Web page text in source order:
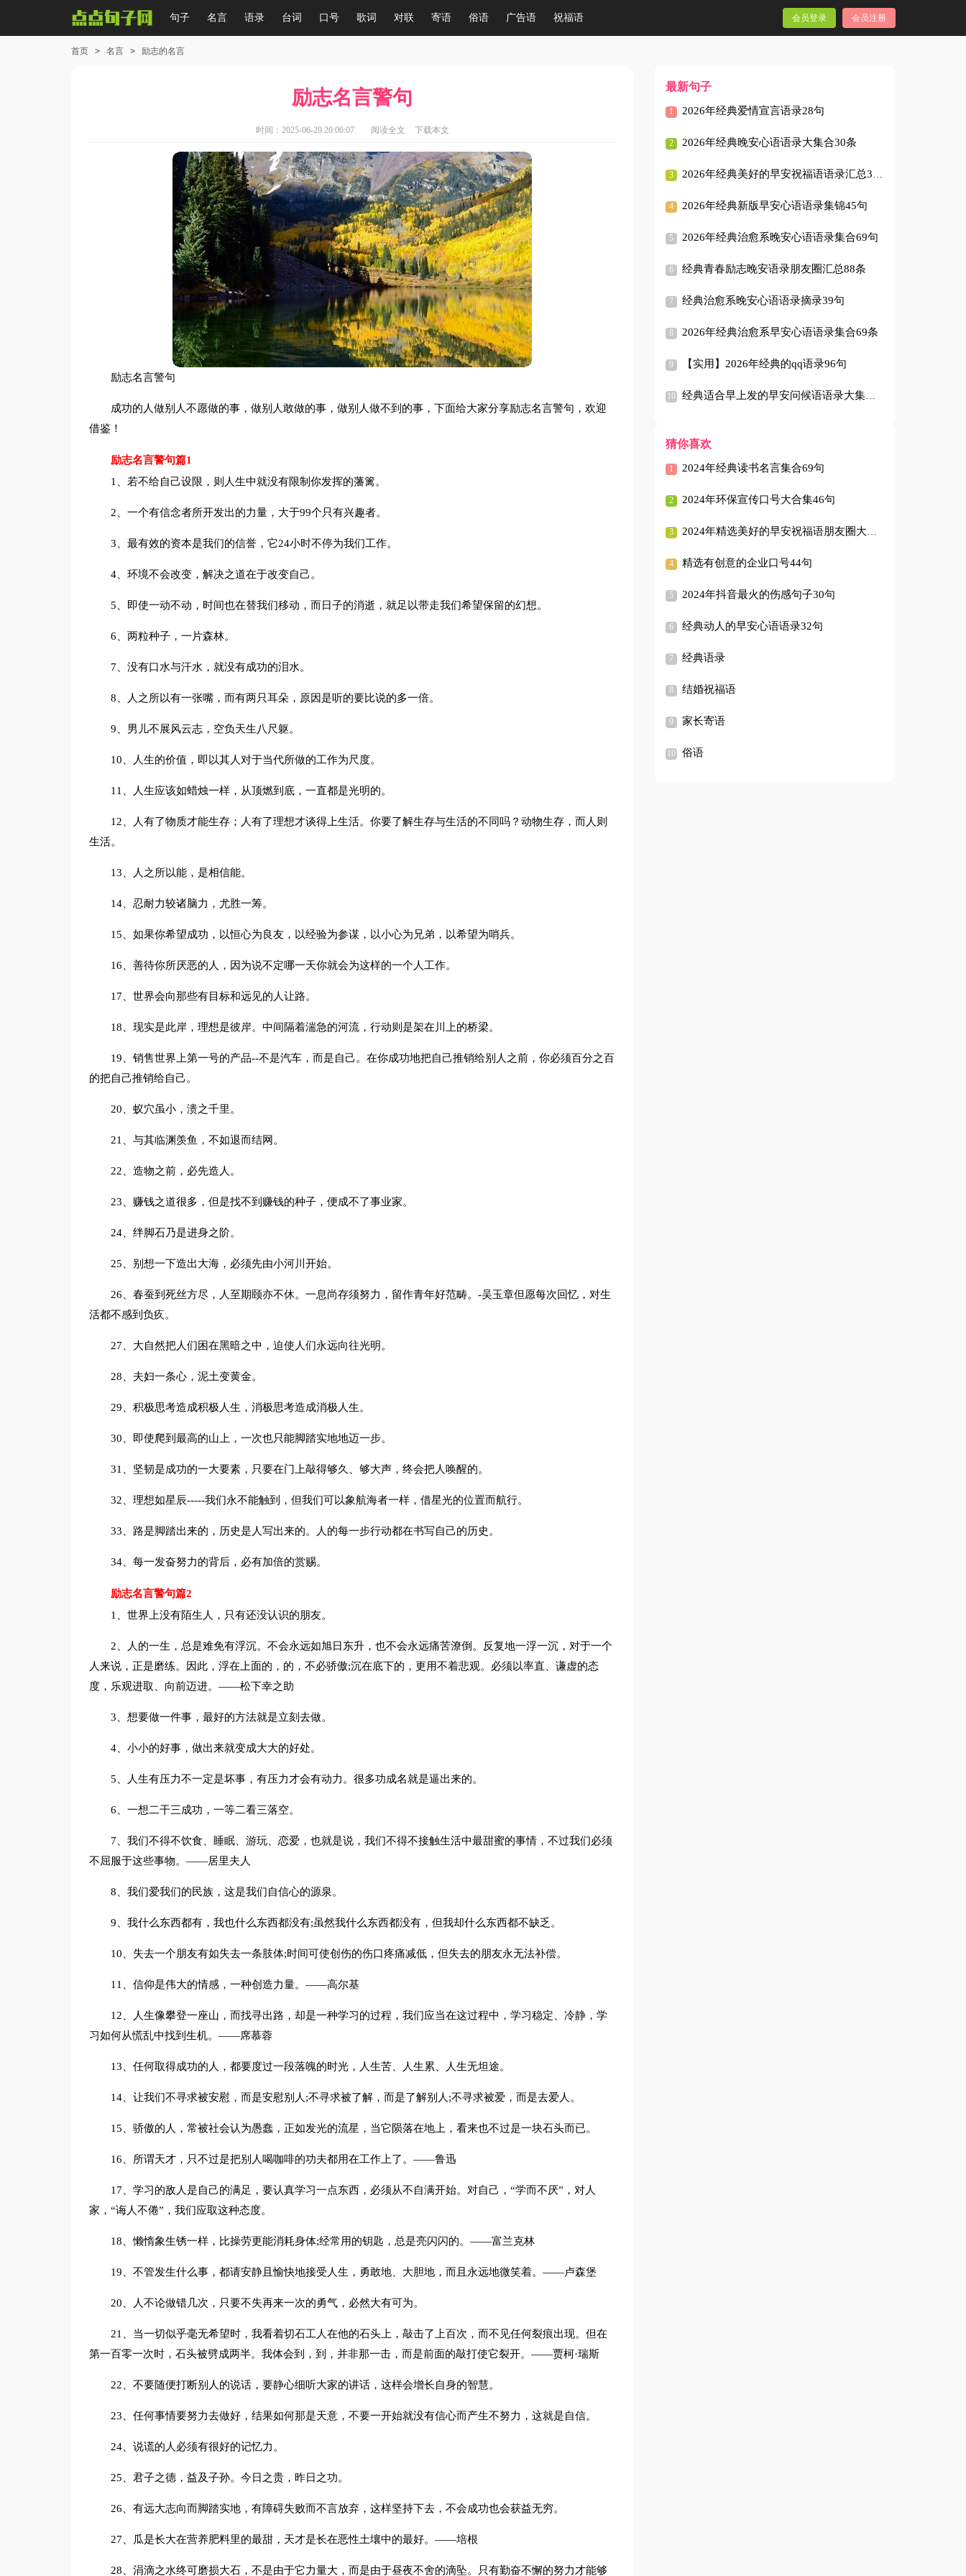
句子 名言 语录 台词 口号 歌词 对联 寄语 俗语 广告语 祝福语 会员登录 会员注册
首页 > 名言 > 励志的名言
励志名言警句
时间：2025-06-29 20:06:07 阅读全文 下载本文
励志名言警句
成功的人做别人不愿做的事，做别人敢做的事，做别人做不到的事，下面给大家分享励志名言警句，欢迎
借鉴！
励志名言警句篇1
1、若不给自己设限，则人生中就没有限制你发挥的藩篱。
2、一个有信念者所开发出的力量，大于99个只有兴趣者。
3、最有效的资本是我们的信誉，它24小时不停为我们工作。
4、环境不会改变，解决之道在于改变自己。
5、即使一动不动，时间也在替我们移动，而日子的消逝，就足以带走我们希望保留的幻想。
6、两粒种子，一片森林。
7、没有口水与汗水，就没有成功的泪水。
8、人之所以有一张嘴，而有两只耳朵，原因是听的要比说的多一倍。
9、男儿不展风云志，空负天生八尺躯。
10、人生的价值，即以其人对于当代所做的工作为尺度。
11、人生应该如蜡烛一样，从顶燃到底，一直都是光明的。
12、人有了物质才能生存；人有了理想才谈得上生活。你要了解生存与生活的不同吗？动物生存，而人则
生活。
13、人之所以能，是相信能。
14、忍耐力较诸脑力，尤胜一筹。
15、如果你希望成功，以恒心为良友，以经验为参谋，以小心为兄弟，以希望为哨兵。
16、善待你所厌恶的人，因为说不定哪一天你就会为这样的一个人工作。
17、世界会向那些有目标和远见的人让路。
18、现实是此岸，理想是彼岸。中间隔着湍急的河流，行动则是架在川上的桥梁。
19、销售世界上第一号的产品--不是汽车，而是自己。在你成功地把自己推销给别人之前，你必须百分之百
的把自己推销给自己。
20、蚁穴虽小，溃之千里。
21、与其临渊羡鱼，不如退而结网。
22、造物之前，必先造人。
23、赚钱之道很多，但是找不到赚钱的种子，便成不了事业家。
24、绊脚石乃是进身之阶。
25、别想一下造出大海，必须先由小河川开始。
26、春蚕到死丝方尽，人至期颐亦不休。一息尚存须努力，留作青年好范畴。-吴玉章但愿每次回忆，对生
活都不感到负疚。
27、大自然把人们困在黑暗之中，迫使人们永远向往光明。
28、夫妇一条心，泥土变黄金。
29、积极思考造成积极人生，消极思考造成消极人生。
30、即使爬到最高的山上，一次也只能脚踏实地地迈一步。
31、坚韧是成功的一大要素，只要在门上敲得够久、够大声，终会把人唤醒的。
32、理想如星辰-----我们永不能触到，但我们可以象航海者一样，借星光的位置而航行。
33、路是脚踏出来的，历史是人写出来的。人的每一步行动都在书写自己的历史。
34、每一发奋努力的背后，必有加倍的赏赐。
励志名言警句篇2
1、世界上没有陌生人，只有还没认识的朋友。
2、人的一生，总是难免有浮沉。不会永远如旭日东升，也不会永远痛苦潦倒。反复地一浮一沉，对于一个
人来说，正是磨练。因此，浮在上面的，的，不必骄傲;沉在底下的，更用不着悲观。必须以率直、谦虚的态
度，乐观进取、向前迈进。——松下幸之助
3、想要做一件事，最好的方法就是立刻去做。
4、小小的好事，做出来就变成大大的好处。
5、人生有压力不一定是坏事，有压力才会有动力。很多功成名就是逼出来的。
6、一想二干三成功，一等二看三落空。
7、我们不得不饮食、睡眠、游玩、恋爱，也就是说，我们不得不接触生活中最甜蜜的事情，不过我们必须
不屈服于这些事物。——居里夫人
8、我们爱我们的民族，这是我们自信心的源泉。
9、我什么东西都有，我也什么东西都没有;虽然我什么东西都没有，但我却什么东西都不缺乏。
10、失去一个朋友有如失去一条肢体;时间可使创伤的伤口疼痛减低，但失去的朋友永无法补偿。
11、信仰是伟大的情感，一种创造力量。——高尔基
12、人生像攀登一座山，而找寻出路，却是一种学习的过程，我们应当在这过程中，学习稳定、冷静，学
习如何从慌乱中找到生机。——席慕蓉
13、任何取得成功的人，都要度过一段落魄的时光，人生苦、人生累、人生无坦途。
14、让我们不寻求被安慰，而是安慰别人;不寻求被了解，而是了解别人;不寻求被爱，而是去爱人。
15、骄傲的人，常被社会认为愚蠢，正如发光的流星，当它陨落在地上，看来也不过是一块石头而已。
16、所谓天才，只不过是把别人喝咖啡的功夫都用在工作上了。——鲁迅
17、学习的敌人是自己的满足，要认真学习一点东西，必须从不自满开始。对自己，“学而不厌”，对人
家，“诲人不倦”，我们应取这种态度。
18、懒惰象生锈一样，比操劳更能消耗身体;经常用的钥匙，总是亮闪闪的。——富兰克林
19、不管发生什么事，都请安静且愉快地接受人生，勇敢地、大胆地，而且永远地微笑着。——卢森堡
20、人不论做错几次，只要不失再来一次的勇气，必然大有可为。
21、当一切似乎毫无希望时，我看着切石工人在他的石头上，敲击了上百次，而不见任何裂痕出现。但在
第一百零一次时，石头被劈成两半。我体会到，到，并非那一击，而是前面的敲打使它裂开。——贾柯·瑞斯
22、不要随便打断别人的说话，要静心细听大家的讲话，这样会增长自身的智慧。
23、任何事情要努力去做好，结果如何那是天意，不要一开始就没有信心而产生不努力，这就是自信。
24、说谎的人必须有很好的记忆力。
25、君子之德，益及子孙。今日之贵，昨日之功。
26、有远大志向而脚踏实地，有障碍失败而不言放弃，这样坚持下去，不会成功也会获益无穷。
27、瓜是长大在营养肥料里的最甜，天才是长在恶性土壤中的最好。——培根
28、涓滴之水终可磨损大石，不是由于它力量大，而是由于昼夜不舍的滴坠。只有勤奋不懈的努力才能够
最新句子
2026年经典爱情宣言语录28句
2026年经典晚安心语语录大集合30条
2026年经典美好的早安祝福语语录汇总37条
2026年经典新版早安心语语录集锦45句
2026年经典治愈系晚安心语语录集合69句
经典青春励志晚安语录朋友圈汇总88条
经典治愈系晚安心语语录摘录39句
2026年经典治愈系早安心语语录集合69条
【实用】2026年经典的qq语录96句
经典适合早上发的早安问候语语录大集合43条
猜你喜欢
2024年经典读书名言集合69句
2024年环保宣传口号大合集46句
2024年精选美好的早安祝福语朋友圈大合集59句
精选有创意的企业口号44句
2024年抖音最火的伤感句子30句
经典动人的早安心语语录32句
经典语录
结婚祝福语
家长寄语
俗语